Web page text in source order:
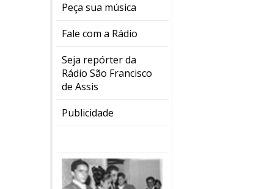
Peça sua música
Fale com a Rádio
Seja repórter da
Rádio São Francisco
de Assis
Publicidade